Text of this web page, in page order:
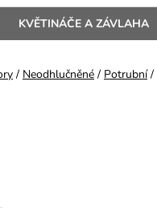
KVĚTINÁČE A ZÁVLAHA
/ Neodhlučněné / Potrubní /